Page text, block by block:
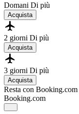
Domani Di più
Acquista
2 giorni Di più
Acquista
3 giorni Di più
Acquista
Resta con Booking.com
Booking.com